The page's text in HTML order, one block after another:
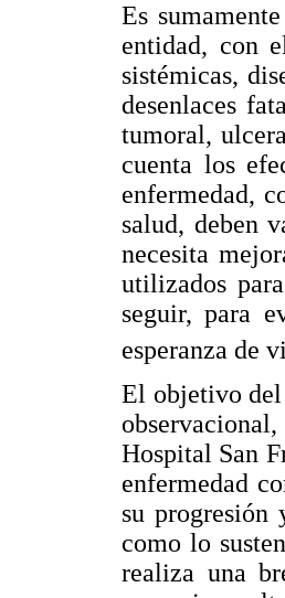
Es
entidad, con
sistémicas,
desenlaces
tumoral,
cuenta los
enfermedad,
salud, deben
necesita
utilizados
seguir, para
esperanza de
El objetivo del
Hospital San
enfermedad
su progresión
como lo
realiza una